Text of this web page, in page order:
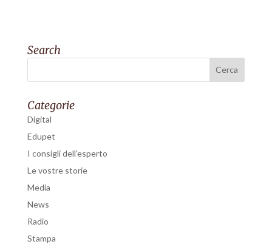
Search
Categorie
Digital
Edupet
I consigli dell'esperto
Le vostre storie
Media
News
Radio
Stampa